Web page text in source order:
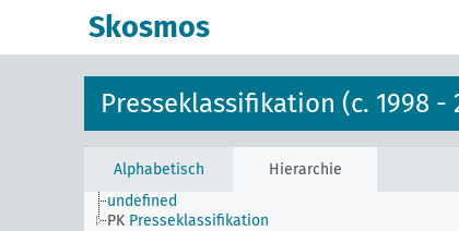
Skosmos
Presseklassifikation (c. 1998 -
Alphabetisch
Hierarchie
undefined
PK Presseklassifikation